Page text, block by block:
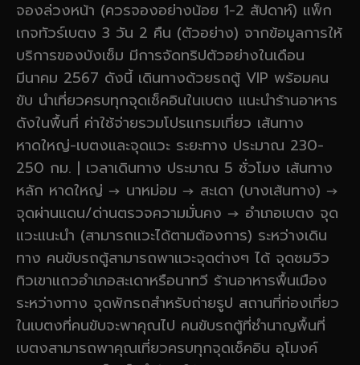
จองล่วงหน้า (ควรจองอย่างน้อย 1-2 สัปดาห์) แพ็ก
เกจทัวร์เบตง 3 วัน 2 คืน (ตัวอย่าง) จากข้อมูลการให้
บริการของบังเซ็ม มีการจัดทริปตัวอย่างในเดือน
มีนาคม 2567 ดังนี้ เดินทางด้วยรถตู้ VIP พร้อมคน
ขับ นำเที่ยวครบทุกจุดเช็คอินในเบตง แนะนำร้านอาหาร
ดังในพื้นที่ ค่าใช้จ่ายรวมโปรแกรมเที่ยว เส้นทาง
หาดใหญ่-เบตงและจุดแวะ ระยะทาง ประมาณ 230-
250 กม. | เวลาเดินทาง ประมาณ 5 ชั่วโมง เส้นทาง
หลัก หาดใหญ่ → นาหม่อม → สะเดา (บางเส้นทาง) →
จุดผ่านแดน/ด่านตรวจความมั่นคง → อำเภอเบตง จุด
แวะแนะนำ (สามารถแวะได้ตามต้องการ) ระหว่างเดิน
ทาง คนขับรถตู้สามารถพาแวะจุดต่างๆ ได้ จุดชมวิว
ทิวเขาแถวอำเภอสะเดาหรือนาทวี ร้านอาหารพื้นเมือง
ระหว่างทาง จุดพักรถสำหรับถ่ายรูป สถานที่ท่องเที่ยว
ในเบตงที่คนขับจะพาคุณไป คนขับรถตู้ที่ชำนาญพื้นที่
เบตงสามารถพาคุณเที่ยวครบทุกจุดเช็คอิน อุโมงค์